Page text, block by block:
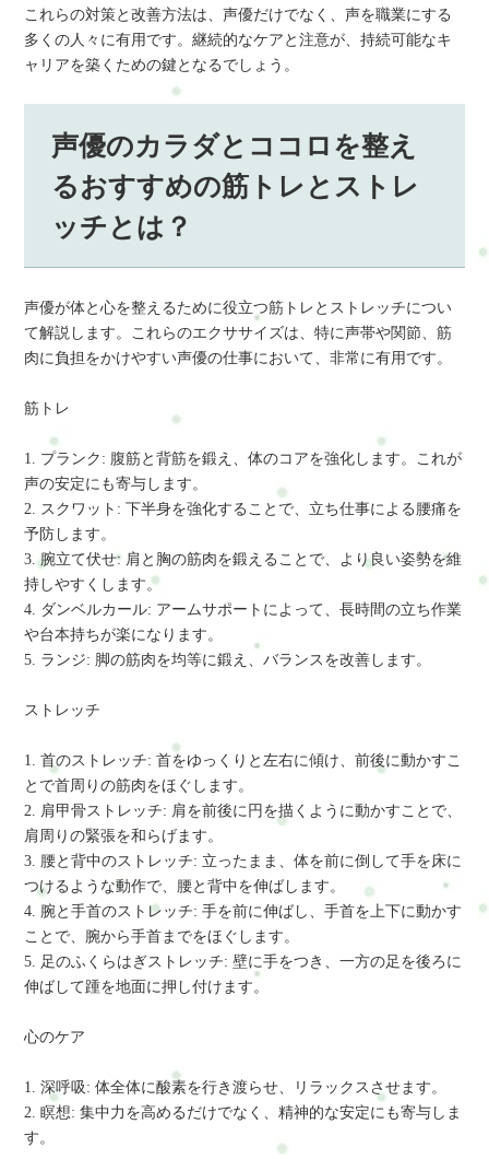
これらの対策と改善方法は、声優だけでなく、声を職業にする
多くの人々に有用です。継続的なケアと注意が、持続可能なキ
ャリアを築くための鍵となるでしょう。
声優のカラダとココロを整え
るおすすめの筋トレとストレ
ッチとは？
声優が体と心を整えるために役立つ筋トレとストレッチについ
て解説します。これらのエクササイズは、特に声帯や関節、筋
肉に負担をかけやすい声優の仕事において、非常に有用です。
筋トレ
1. プランク: 腹筋と背筋を鍛え、体のコアを強化します。これが
声の安定にも寄与します。
2. スクワット: 下半身を強化することで、立ち仕事による腰痛を
予防します。
3. 腕立て伏せ: 肩と胸の筋肉を鍛えることで、より良い姿勢を維
持しやすくします。
4. ダンベルカール: アームサポートによって、長時間の立ち作業
や台本持ちが楽になります。
5. ランジ: 脚の筋肉を均等に鍛え、バランスを改善します。
ストレッチ
1. 首のストレッチ: 首をゆっくりと左右に傾け、前後に動かすこ
とで首周りの筋肉をほぐします。
2. 肩甲骨ストレッチ: 肩を前後に円を描くように動かすことで、
肩周りの緊張を和らげます。
3. 腰と背中のストレッチ: 立ったまま、体を前に倒して手を床に
つけるような動作で、腰と背中を伸ばします。
4. 腕と手首のストレッチ: 手を前に伸ばし、手首を上下に動かす
ことで、腕から手首までをほぐします。
5. 足のふくらはぎストレッチ: 壁に手をつき、一方の足を後ろに
伸ばして踵を地面に押し付けます。
心のケア
1. 深呼吸: 体全体に酸素を行き渡らせ、リラックスさせます。
2. 瞑想: 集中力を高めるだけでなく、精神的な安定にも寄与しま
す。